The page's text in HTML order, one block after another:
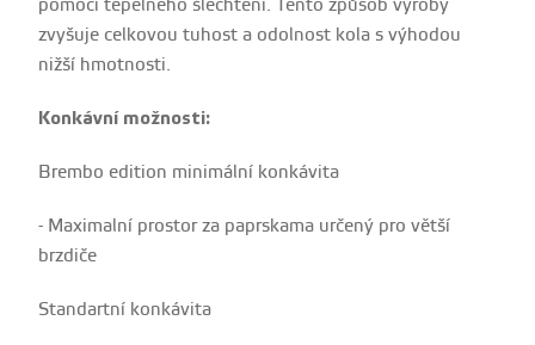
pomocí tepelného šlechtění. Tento způsob výroby
zvyšuje celkovou tuhost a odolnost kola s výhodou
nižší hmotnosti.
Konkávní možnosti:
Brembo edition minimální konkávita
- Maximalní prostor za paprskama určený pro větší
brzdiče
Standartní konkávita